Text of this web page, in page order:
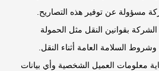
عن توفير هذه التصاريح.
بقوانين النقل مثل الحمولة
السلامة العامة أثناء النقل.
العميل الشخصية وأي بيانات